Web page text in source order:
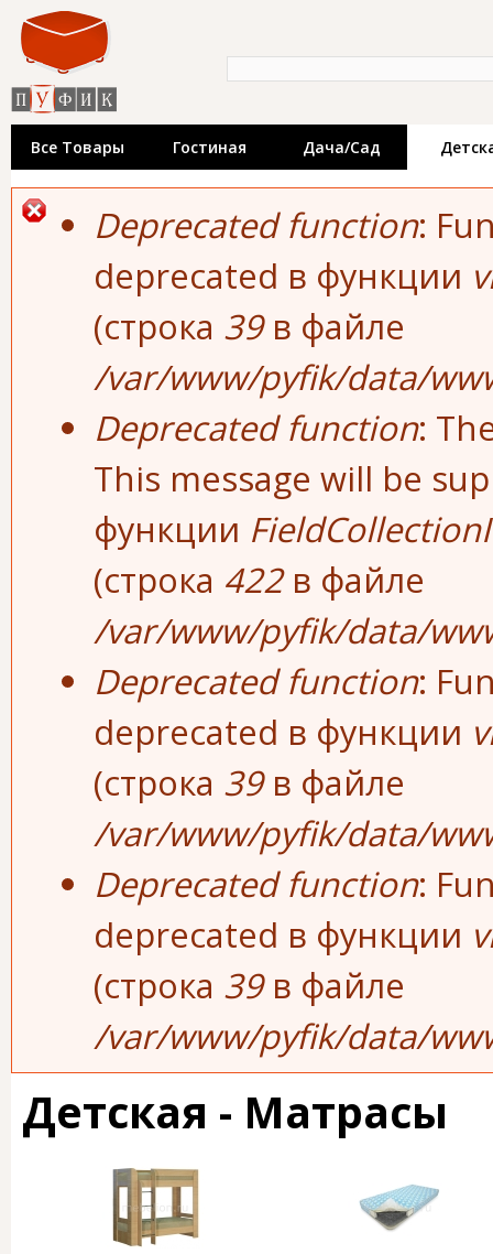
недорогой
выставки мебели
Все Товары Гостиная Дача/сад
Сообщение об ошибке
Deprecated function:
deprecated в функции
(строка 39в файле
/var/www/pyfik/data/
Deprecated function:
This message will be
функции
(строка 422в файле
/var/www/pyfik/data/
Deprecated function:
deprecated в функции
(строка 39в файле
/var/www/pyfik/data/
Deprecated function:
deprecated в функции
(строка 39в файле
/var/www/pyfik/data/
Детская - Матрасы